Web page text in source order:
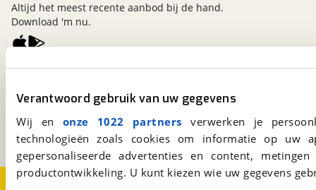
Verantwoord gebruik van uw gegevens
Wij en onze 1022 partners verwerken je
technologieën zoals cookies om informatie op
gepersonaliseerde advertenties en content,
productontwikkeling. U kunt kiezen wie uw gegevens
Kosterijland15
Bunnik
Een initiatief van
BOVAG
Altijd het meest recente aanbod bij de hand.
Download 'm nu.
Over viaBOVAG.nl
Disclaimer- en Privacyverklaring